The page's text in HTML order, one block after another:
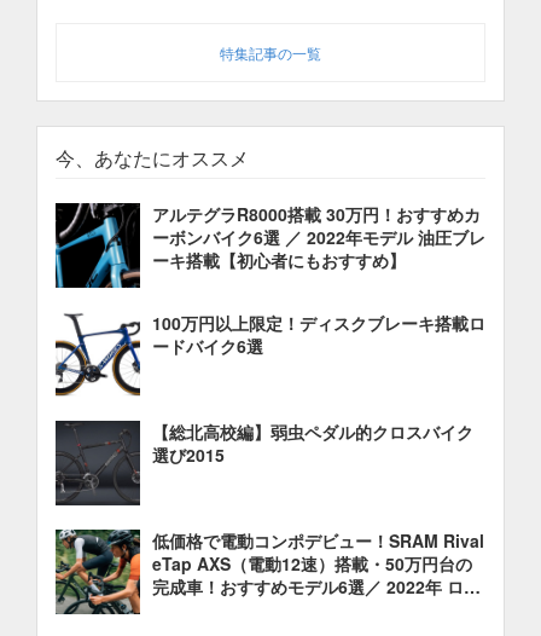
特集記事の一覧
今、あなたにオススメ
アルテグラR8000搭載 30万円！おすすめカ
ーボンバイク6選 ／ 2022年モデル 油圧ブレ
ーキ搭載【初心者にもおすすめ】
100万円以上限定！ディスクブレーキ搭載ロ
ードバイク6選
【総北高校編】弱虫ペダル的クロスバイク
選び2015
低価格で電動コンポデビュー！SRAM Rival
eTap AXS（電動12速）搭載・50万円台の
完成車！おすすめモデル6選／ 2022年 ロー